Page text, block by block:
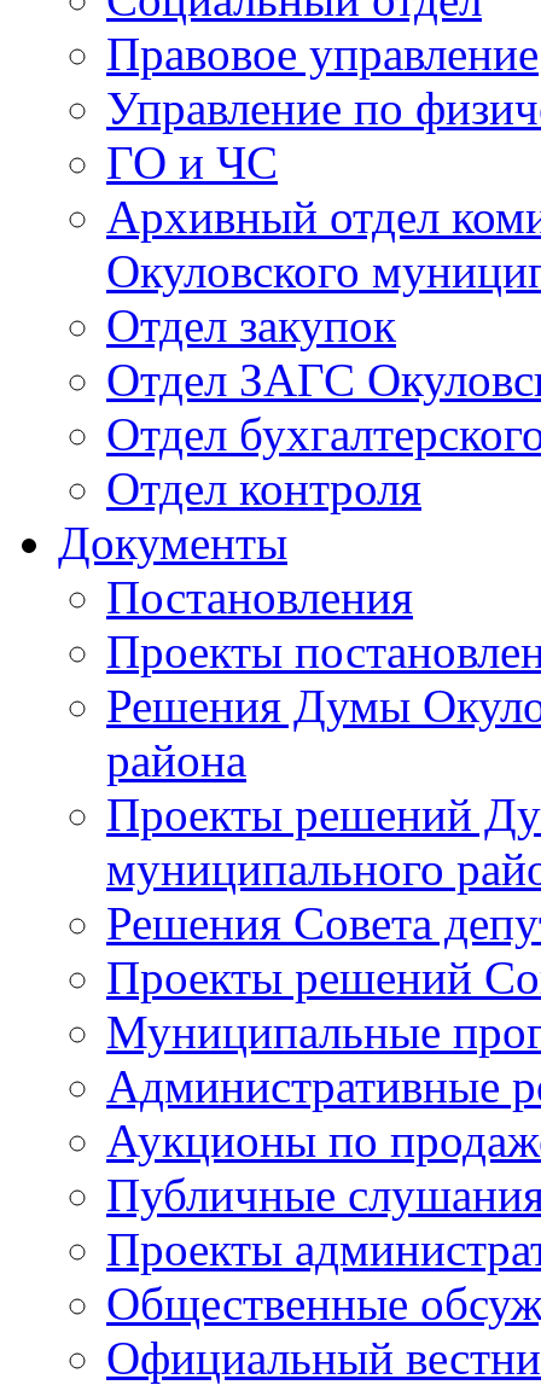
Правовое управление
Управление по
ГО и ЧС
Архивный отдел
Окуловского
Отдел закупок
Отдел ЗАГС
Отдел
Отдел контроля
Документы
Постановления
Проекты
Решения Думы
района
Проекты решений
муниципального
Решения Совета
Проекты решений
Муниципальные
Административные
Аукционы по
Публичные
Проекты
Общественные
Официальный